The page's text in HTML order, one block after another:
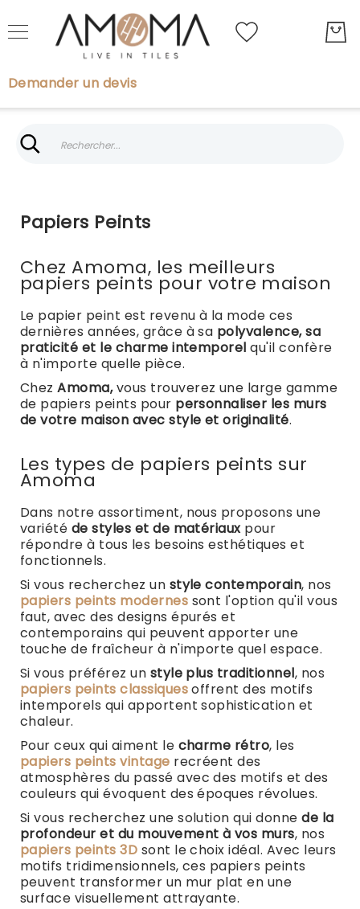
Rechercher
Rechercher
My
Demander un devis
Effet
Parquet
Papiers
Boiseries
Brands
Blog
Papiers Peints
Chez Amoma, les meilleurs
papiers peints pour votre maison
Le papier peint est revenu à la mode ces
dernières années, grâce à sa polyvalence, sa
praticité et le charme intemporelqu'il confère
à n'importe quelle pièce.
ChezAmoma,vous trouverez une large gamme
de papiers peints pour personnaliser les murs
de votre maison avec style et originalité.
Les types de papiers peints sur
Amoma
Dans notre assortiment, nous proposons une
variété de styles et de matériaux pour
répondre à tous les besoins esthétiques et
fonctionnels.
Si vous recherchez un style contemporain, nos
papiers peints modernes sont l'option qu'il vous
faut, avec des designs épurés et
contemporains qui peuvent apporter une
touche de fraîcheur à n'importe quel espace.
Si vous préférez un style plus traditionnel, nos
papiers peints classiquesoffrent des motifs
intemporels qui apportent sophistication et
chaleur.
Pour ceux qui aiment le charme rétro, les
papiers peints vintage recréent des
atmosphères du passé avec des motifs et des
couleurs qui évoquent des époques révolues.
Si vous recherchez une solution qui donnede la
profondeur et du mouvement à vos murs, nos
papiers peints 3D sont le choix idéal. Avec leurs
motifs tridimensionnels, ces papiers peints
peuvent transformer un mur plat en une
surface visuellement attrayante.